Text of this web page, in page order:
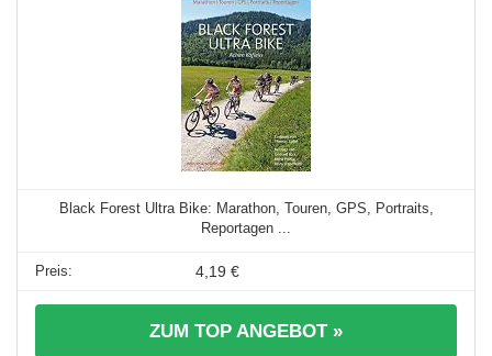
Black Forest Ultra Bike: Marathon, Touren, GPS, Portraits,
Reportagen ...
4,19 €
ZUM TOP ANGEBOT »